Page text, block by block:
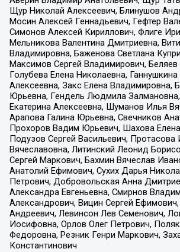
Щур Николай Алексеевич, Блинушов
Мосин Алексей Геннадьевич, Гефтер
Симонов Алексей Кириллович, Флиге
Мельникова Валентина Дмитриевна,
Владимировна, Баженова Светлана
Максимов Сергей Владимирович, Беляев
Голубева Елена Николаевна, Ганнушкина
Алексеевна, Закс Елена Владимировна,
Юрьевна, Гендель Людмила
Екатерина Алексеевна, Шуманов Илья
Арапова Галина Юрьевна, Свечников
Прохоров Вадим Юрьевич, Шахова
Подузов Сергей Васильевич, Протасова
Вячеславовна, Литинский Леонид
Сергей Маркович, Бахмин Вячеслав
Анатолий Ефимович, Сухих Дарья
Петрович, Добровольская Анна
Александра Евгеньевна, Смирнов
Александрович, Вицин Сергей
Андреевич, Левинсон Лев Семенович,
Иосифовна, Орлов Олег Петрович,
Федоровна, Резник Генри Маркович,
Константинович